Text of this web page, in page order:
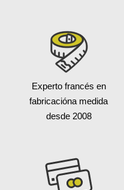
Experto francés en
fabricacióna medida
desde 2008